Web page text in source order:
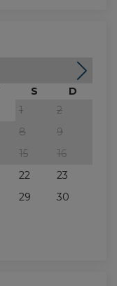
S
D
1
2
8
9
15
16
22
23
29
30